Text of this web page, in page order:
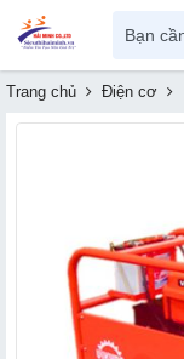
Trang chủ Điện cơ